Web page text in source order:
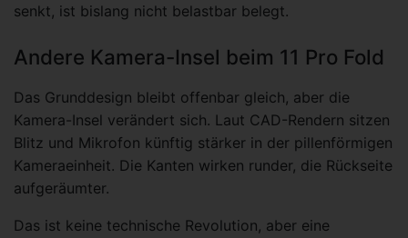
senkt, ist bislang nicht belastbar belegt.
Andere Kamera-Insel beim 11 Pro Fold
Das Grunddesign bleibt offenbar gleich, aber die
Kamera-Insel verändert sich. Laut CAD-Rendern sitzen
Blitz und Mikrofon künftig stärker in der pillenförmigen
Kameraeinheit. Die Kanten wirken runder, die Rückseite
aufgeräumter.
Das ist keine technische Revolution, aber eine